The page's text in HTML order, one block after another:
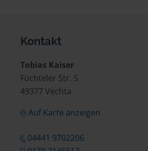
Kontakt
Tobias Kaiser
Füchteler Str. 5
49377 Vechta
Auf Karte anzeigen
04441 9702206